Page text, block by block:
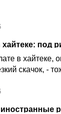
под
в хайтеке,
скачок, -